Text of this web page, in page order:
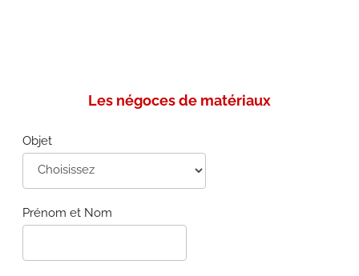
Les négoces de matériaux
Objet
Prénom et Nom